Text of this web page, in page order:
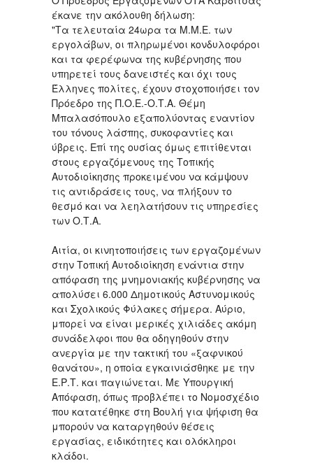
έκανε την ακόλουθη δήλωση:
"Τα τελευταία 24ωρα τα Μ.Μ.Ε. των
εργολάβων, οι πληρωμένοι κονδυλοφόροι
και τα φερέφωνα της κυβέρνησης που
υπηρετεί τους δανειστές και όχι τους
Έλληνες πολίτες, έχουν στοχοποιήσει τον
Πρόεδρο της Π.Ο.Ε.-Ο.Τ.Α. Θέμη
Μπαλασόπουλο εξαπολύοντας εναντίον
του τόνους λάσπης, συκοφαντίες και
ύβρεις. Επί της ουσίας όμως επιτίθενται
στους εργαζόμενους της Τοπικής
Αυτοδιοίκησης προκειμένου να κάμψουν
τις αντιδράσεις τους, να πλήξουν το
θεσμό και να λεηλατήσουν τις υπηρεσίες
των Ο.Τ.Α.
Αιτία, οι κινητοποιήσεις των εργαζομένων
στην Τοπική Αυτοδιοίκηση ενάντια στην
απόφαση της μνημονιακής κυβέρνησης να
απολύσει 6.000 Δημοτικούς Αστυνομικούς
και Σχολικούς Φύλακες σήμερα. Αύριο,
μπορεί να είναι μερικές χιλιάδες ακόμη
συνάδελφοι που θα οδηγηθούν στην
ανεργία με την τακτική του «ξαφνικού
θανάτου», η οποία εγκαινιάσθηκε με την
Ε.Ρ.Τ. και παγιώνεται. Με Υπουργική
Απόφαση, όπως προβλέπει το Νομοσχέδιο
που κατατέθηκε στη Βουλή για ψήφιση θα
μπορούν να καταργηθούν θέσεις
εργασίας, ειδικότητες και ολόκληροι
κλάδοι.